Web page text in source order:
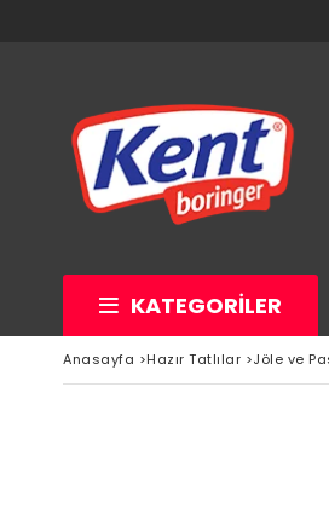
KATEGORILER
Anasayfa >Hazır Tatlılar >Jöle ve